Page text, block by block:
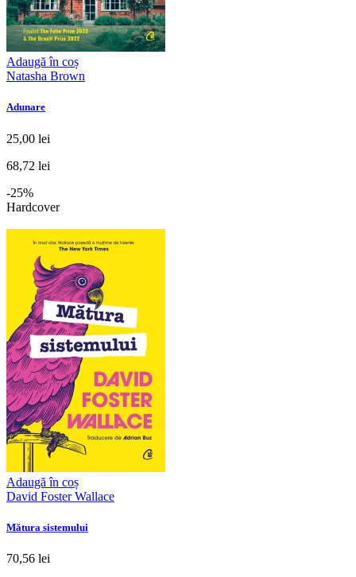
Adaugă în coș
Natasha Brown
Adunare
25,00 lei
68,72 lei
-25%
Hardcover
Adaugă în coș
David Foster Wallace
Mătura sistemului
70,56 lei